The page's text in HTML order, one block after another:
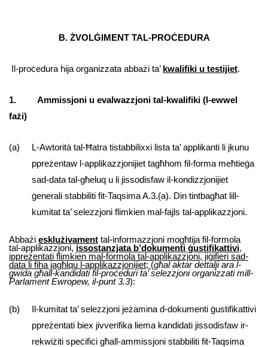
B. ŻVOLĠIMENT TAL-PROĊEDURA
Il-proċedura hija organizzata abbażi ta’ kwalifiki u testijiet.
1. Ammissjoni u evalwazzjoni tal-kwalifiki (l-ewwel
fażi)
(a) L-Awtorità tal-Ħatra tistabbilixxi lista ta’ applikanti li jkunu
ppreżentaw l-applikazzjonijiet tagħhom fil-forma meħtieġa
sad-data tal-għeluq u li jissodisfaw il-kondizzjonijiet
ġenerali stabbiliti fit-Taqsima A.3.(a). Din tintbagħat lill-
kumitat ta’ selezzjoni flimkien mal-fajls tal-applikazzjoni.
Abbażi esklużivament tal-informazzjoni mogħtija fil-formola
tal-applikazzjoni, issostanzjata b’dokumenti ġustifikattivi,
ippreżentati flimkien mal-formola tal-applikazzjoni, jiġifieri sad-
data li fiha jagħlqu l-applikazzjonijiet; (għal aktar dettalji ara l-
gwida għall-kandidati fil-proċeduri ta’ selezzjoni organizzati mill-
Parlament Ewropew, il-punt 3.3):
(b) Il-kumitat ta’ selezzjoni jeżamina d-dokumenti ġustifikattivi
ppreżentati biex jivverifika liema kandidati jissodisfaw ir-
rekwiżiti speċifiċi għall-ammissjoni stabbiliti fit-Taqsima